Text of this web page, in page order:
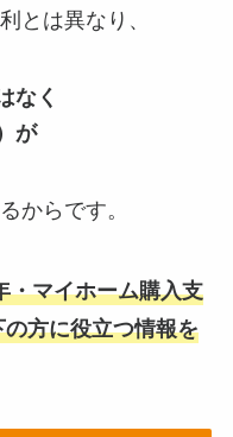
とは異なり、
なく
が
からです。
・マイホーム購入支
方に役立つ情報を